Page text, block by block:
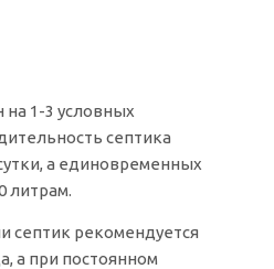
на 1-3 условных
септика
а единовременных
литрам.
септик рекомендуется
а при постоянном